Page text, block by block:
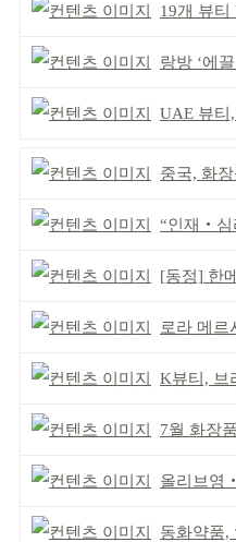
19개 뷰티
랑방 ‘에끌
UAE 뷰
중국, 화장품
“인재‧심
[동정] 한메
로라 메르시
K뷰티, 브
7월 화장
올리브영‧
동화약품, ‘후